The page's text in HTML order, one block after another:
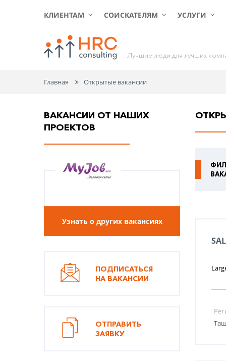
КЛИЕНТАМ
СОИСКАТЕЛЯМ УСЛУГИ
Лучшие люди для лучших комп
Главная Открытые вакансии
ВАКАНСИИ ОТ НАШИХ
ПРОЕКТОВ
Узнать о других вакансиях
ПОДПИСАТЬСЯ
НА ВАКАНСИИ
ОТПРАВИТЬ
ЗАЯВКУ